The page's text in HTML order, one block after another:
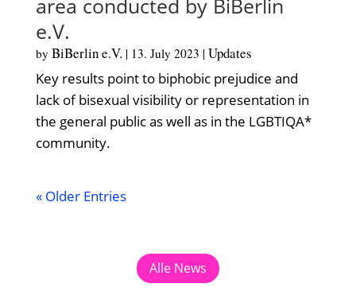
area conducted by BiBerlin
e.V.
by BiBerlin e.V. | 13. July 2023 | Updates
Key results point to biphobic prejudice and
lack of bisexual visibility or representation in
the general public as well as in the LGBTIQA*
community.
« Older Entries
Alle News